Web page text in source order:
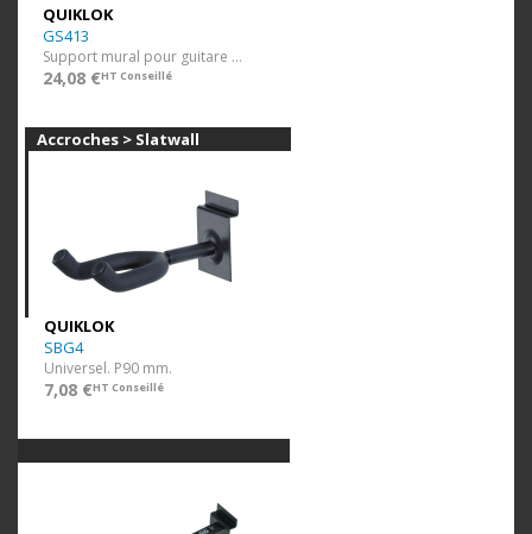
QUIKLOK
GS413
Support mural pour guitare électrique
24,08 €HT Conseillé
Accroches > Slatwall
QUIKLOK
SBG4
Universel. P90 mm.
7,08 €HT Conseillé